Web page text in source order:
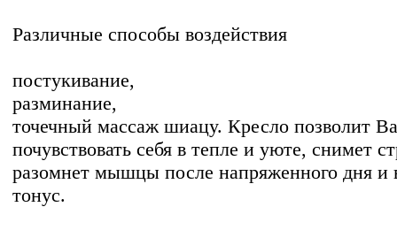
Различные способы воздействия
постукивание,
разминание,
точечный массаж шиацу. Кресло позволит
почувствовать себя в тепле и уюте, снимет
разомнет мышцы после напряженного дня и
тонус.